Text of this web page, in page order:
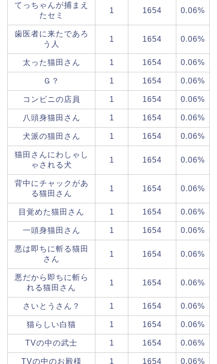
てっちゃんが捕まえ
たセミ
1 1654 0.06%
歯医者に来たであろ
う人
1 1654 0.06%
太った猫田さん 1 1654 0.06%
Ｇ？ 1 1654 0.06%
コンビニの店員 1 1654 0.06%
八頭身猫田さん 1 1654 0.06%
犬派の猫田さん 1 1654 0.06%
猫田さんにわしゃし
ゃされる犬
1 1654 0.06%
背中にチャックがあ
る猫田さん
1 1654 0.06%
目覚めた猫田さん 1 1654 0.06%
一頭身猫田さん 1 1654 0.06%
悪は即ちに斬る猫田
さん
1 1654 0.06%
悪だから即ちに斬ら
れる猫田さん
1 1654 0.06%
さいとうさん？ 1 1654 0.06%
猫らしい白猫 1 1654 0.06%
TVの中の武士 1 1654 0.06%
TVの中のお殿様 1 1654 0.06%